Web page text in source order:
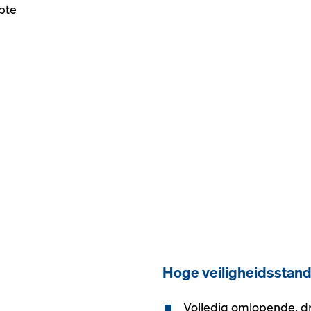
Hoge
Volledig omlopende,